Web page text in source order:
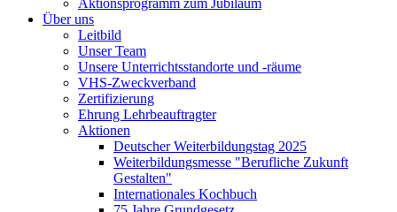
Aktionsprogramm zum Jubiläum
Über uns
Leitbild
Unser Team
Unsere Unterrichtsstandorte und -räume
VHS-Zweckverband
Zertifizierung
Ehrung Lehrbeauftragter
Aktionen
Deutscher Weiterbildungstag 2025
Weiterbildungsmesse "Berufliche Zukunft
Gestalten"
Internationales Kochbuch